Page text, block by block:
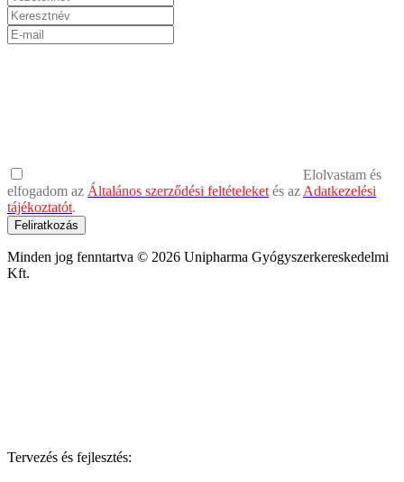
Elolvastam és
elfogadom az Általános szerződési feltételeket és az Adatkezelési
tájékoztatót.
Feliratkozás
Minden jog fenntartva © 2026 Unipharma Gyógyszerkereskedelmi
Kft.
Tervezés és fejlesztés: